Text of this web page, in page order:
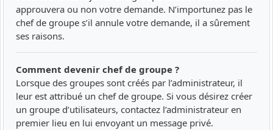
approuvera ou non votre demande. N’importunez pas le
chef de groupe s’il annule votre demande, il a sûrement
ses raisons.
Comment devenir chef de groupe ?
Lorsque des groupes sont créés par l’administrateur, il
leur est attribué un chef de groupe. Si vous désirez créer
un groupe d’utilisateurs, contactez l’administrateur en
premier lieu en lui envoyant un message privé.